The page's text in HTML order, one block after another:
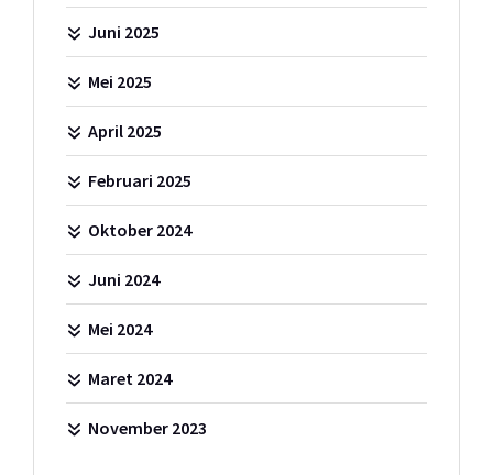
Juni 2025
Mei 2025
April 2025
Februari 2025
Oktober 2024
Juni 2024
Mei 2024
Maret 2024
November 2023